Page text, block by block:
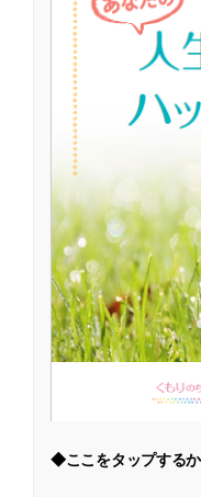
◆ここをタップする